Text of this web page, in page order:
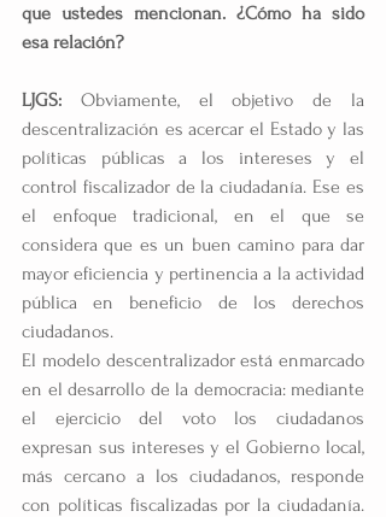
que ustedes mencionan. ¿Cómo ha sido
esa relación?
LJGS: Obviamente, el objetivo de la
descentralización es acercar el Estado y las
políticas públicas a los intereses y el
control fiscalizador de la ciudadanía. Ese es
el enfoque tradicional, en el que se
considera que es un buen camino para dar
mayor eficiencia y pertinencia a la actividad
pública en beneficio de los derechos
ciudadanos.
El modelo descentralizador está enmarcado
en el desarrollo de la democracia: mediante
el ejercicio del voto los ciudadanos
expresan sus intereses y el Gobierno local,
más cercano a los ciudadanos, responde
con políticas fiscalizadas por la ciudadanía.